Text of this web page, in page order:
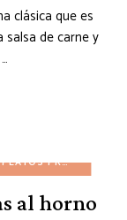
clásica que es
de carne y
PLATOS PRINCIPALES
al horno